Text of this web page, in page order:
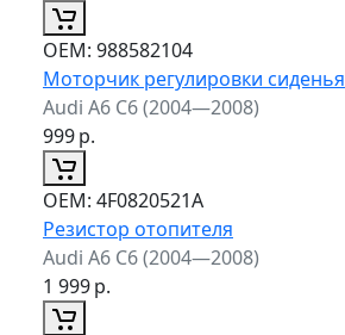
ОЕМ: 988582104
Моторчик регулировки сиденья
Audi A6 C6 (2004—2008)
999р.
ОЕМ: 4F0820521A
Резистор отопителя
Audi A6 C6 (2004—2008)
1 999р.